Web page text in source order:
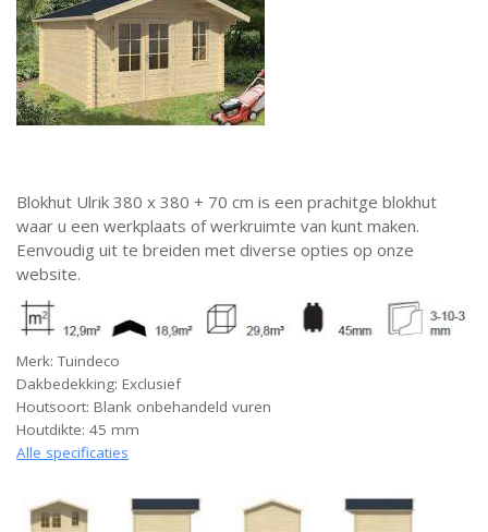
Blokhut Ulrik 380 x 380 + 70 cm is een prachitge blokhut
waar u een werkplaats of werkruimte van kunt maken.
Eenvoudig uit te breiden met diverse opties op onze
website.
Merk: Tuindeco
Dakbedekking: Exclusief
Houtsoort: Blank onbehandeld vuren
Houtdikte: 45 mm
Alle specificaties